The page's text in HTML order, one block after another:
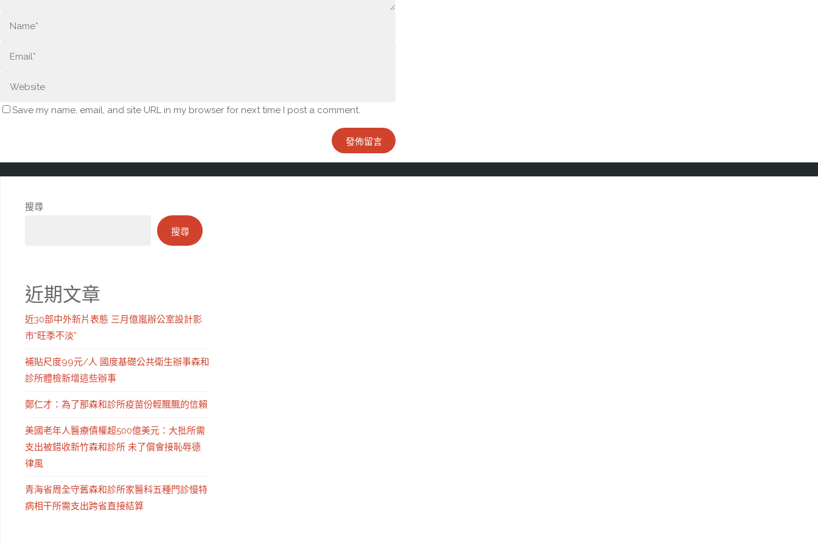
Save my name, email, and site URL in my browser for next time I post a comment.
搜尋
搜尋
近期文章
近30部中外新片表態 三月億嵐辦公室設計影
市“旺季不淡”
補貼尺度99元/人 國度基礎公共衛生辦事森和
診所體檢新增這些辦事
鄭仁才：為了那森和診所疫苗份輕飄飄的信賴
美國老年人醫療債權超500億美元：大批所需
支出被錯收新竹森和診所 未了償會接恥辱德
律風
青海省周全守舊森和診所家醫科五種門診慢特
病相干所需支出跨省直接結算